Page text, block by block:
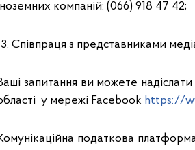
компаній: (066) 918 47 42;
Співпраця з представниками
запитання ви можете
у мережі Facebook https://
податкова